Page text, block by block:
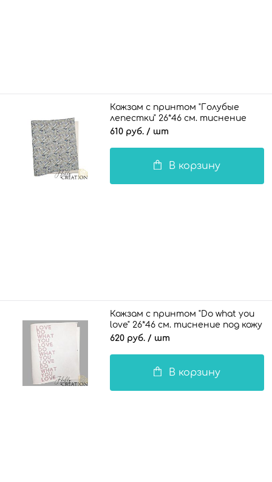
Кожзам с принтом "Голубые
лепестки" 26*46 см. тиснение
Твид, платина
610 руб. / шт
В корзину
Кожзам с принтом "Do what you
love" 26*46 см. тиснение под кожу
II, белый
620 руб. / шт
В корзину